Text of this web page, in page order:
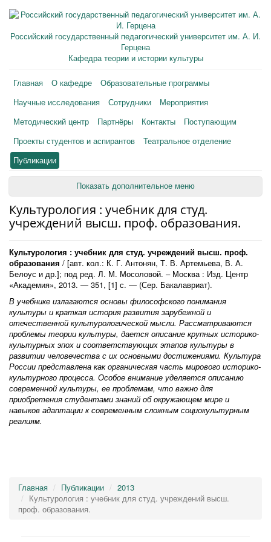
Российский государственный педагогический университет им. А. И.
Герцена
Кафедра теории и истории культуры
Главная О кафедре
Образовательные программы
Научные исследования
Сотрудники
Мероприятия
Методический центр
Партнёры Контакты
Поступающим
Проекты студентов и аспирантов
Театральное отделение
Публикации
Показать дополнительное меню
Культурология : учебник для студ.
учреждений высш. проф. образования.
Культурология : учебник для студ. учреждений высш. проф.
образования / [авт. кол.: К. Г. Антонян, Т. В. Артемьева, В. А.
Белоус и др.]; под ред. Л. М. Мосоловой. – Москва : Изд. Центр
«Академия», 2013. — 351, [1] с. — (Сер. Бакалавриат).
В учебнике излагаются основы философского понимания
культуры и краткая история развития зарубежной и
отечественной культурологической мысли. Рассматриваются
проблемы теории культуры, дается описание крупных историко-
культурных эпох и соответствующих этапов культуры в
развитии человечества с их основными достижениями. Культура
России представлена как органическая часть мирового историко-
культурного процесса. Особое внимание уделяется описанию
современной культуры, ее проблемам, что важно для
приобретения студентами знаний об окружающем мире и
навыков адаптации к современным сложным социокультурным
реалиям.
Главная Публикации
2013
Культурология : учебник для студ. учреждений высш.
проф. образования.